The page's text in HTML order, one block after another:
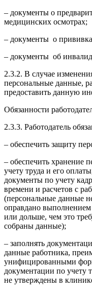
– документы о
медицинских осмотрах;
– документы о
– документы об
2.3.2. В случае
персональные данные,
предоставить данную
Обязанности
2.3.3. Работодатель
– обеспечить защиту
– обеспечить хранение
учету труда и его
документы по учету
времени и расчетов с
(персональные данные
оправдано выполнением
или дольше, чем это
собраны данные);
– заполнять
данные работника,
унифицированными
документации по учету
не утверждены в